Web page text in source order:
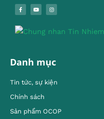
Danh mục
Tin tức, sự kiện
Chính sách
Sản phẩm OCOP